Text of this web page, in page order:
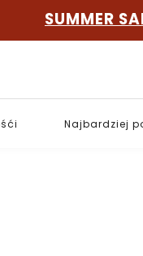
SUMMER
Najbardziej